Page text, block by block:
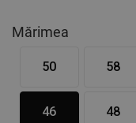
Mărimea
50 58
46 48